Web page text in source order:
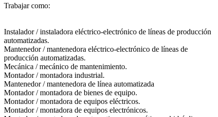
Trabajar como:
Instalador / instaladora eléctrico-electrónico de líneas de producción
automatizadas.
Mantenedor / mantenedora eléctrico-electrónico de líneas de
producción automatizadas.
Mecánica / mecánico de mantenimiento.
Montador / montadora industrial.
Mantenedor / mantenedora de línea automatizada
Montador / montadora de bienes de equipo.
Montador / montadora de equipos eléctricos.
Montador / montadora de equipos electrónicos.